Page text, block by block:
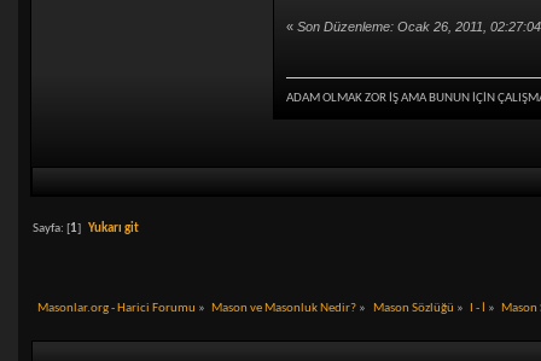
« Son Düzenleme: Ocak 26, 2011,
ADAM OLMAK ZOR İŞ AMA BUNUN İÇİN
Sayfa: [ 1] Yukarı git
Masonlar.org - Harici Forumu » Mason ve Masonluk Nedir? » Mason Sözlüğü » I - İ » Mason